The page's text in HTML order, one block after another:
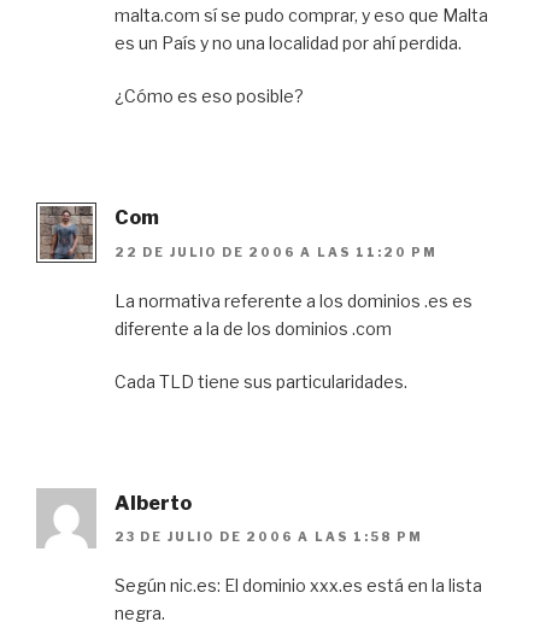
malta.com sí se pudo comprar, y eso que Malta
es un País y no una localidad por ahí perdida.
¿Cómo es eso posible?
Com
22 DE JULIO DE 2006 A LAS 11:20 PM
La normativa referente a los dominios .es es
diferente a la de los dominios .com
Cada TLD tiene sus particularidades.
Alberto
23 DE JULIO DE 2006 A LAS 1:58 PM
Según nic.es: El dominio xxx.es está en la lista
negra.